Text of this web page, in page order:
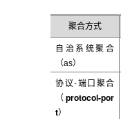
聚合方式
自治系统聚合
（as）
协议-端口聚合
（ protocol-por
t）